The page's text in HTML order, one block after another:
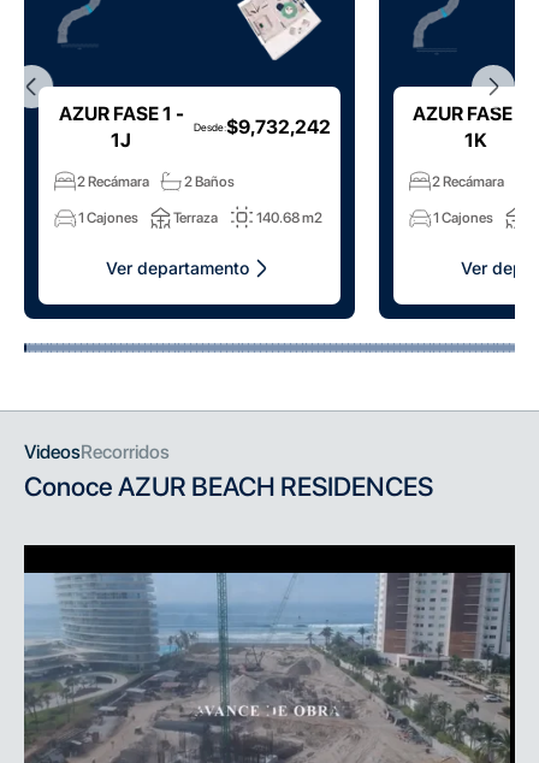
AZUR FASE 1 -
1J
Desde:$9,732,242
2 Recámara 2 Baños
1 Cajones Terraza 140.68 m2
Ver departamento
AZUR FASE 1 -
1K
2 Recámara
1 Cajones
Ver
VideosRecorridos
ConoceAZUR BEACH RESIDENCES